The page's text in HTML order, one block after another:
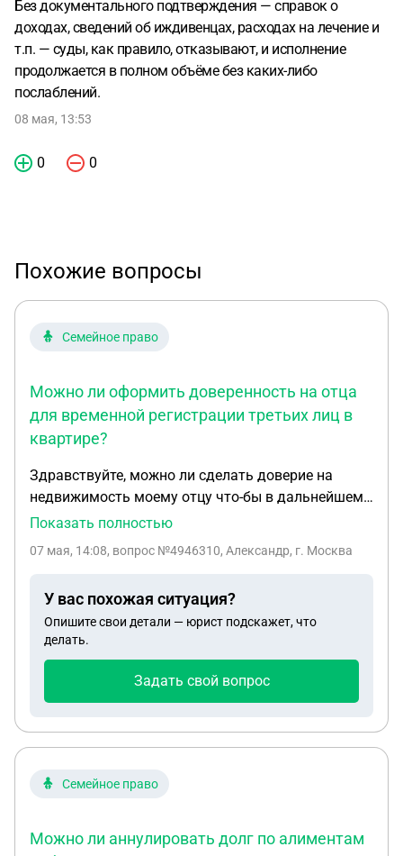
Без документального подтверждения — справок о
доходах, сведений об иждивенцах, расходах на лечение и
т.п. — суды, как правило, отказывают, и исполнение
продолжается в полном объёме без каких-либо
послаблений.
08 мая, 13:53
0 0
Похожие вопросы
Семейное право
Можно ли оформить доверенность на отца
для временной регистрации третьих лиц в
квартире?
Здравствуйте, можно ли сделать доверие на
недвижимость моему отцу что-бы в дальнейшем
он смог без меня сделать временную прописку
собственности квартиры состою я и
Показать полностью
07 мая, 14:08, вопрос №4946310, Александр, г. Москва
У вас похожая ситуация?
Опишите свои детали — юрист подскажет, что
делать.
Задать свой вопрос
Семейное право
Можно ли аннулировать долг по алиментам